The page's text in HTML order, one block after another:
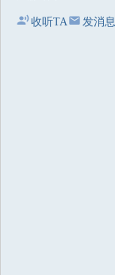
收听TA 发消息